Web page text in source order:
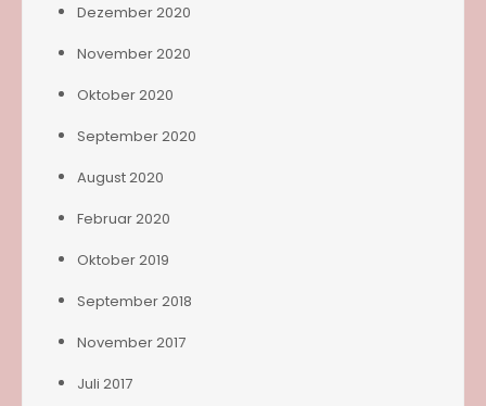
Dezember 2020
November 2020
Oktober 2020
September 2020
August 2020
Februar 2020
Oktober 2019
September 2018
November 2017
Juli 2017